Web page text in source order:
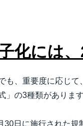
化には
も、重要度に応じ
」の3種類がありま
30日に施行された規